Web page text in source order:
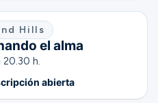
Hills
el alma
20.30 h.
abierta